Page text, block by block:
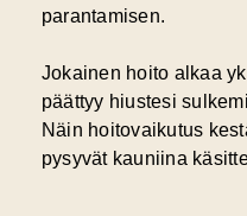
parantamisen.
Jokainen hoito alkaa
päättyy hiustesi
Näin hoitovaikutus
pysyvät kauniina